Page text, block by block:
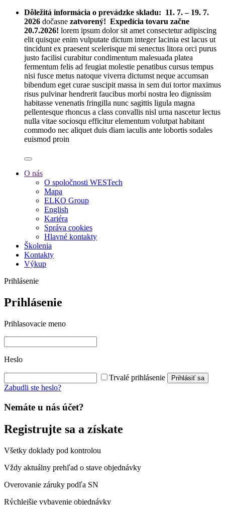
Dôležitá informácia o prevádzke skladu: 11. 7. – 19. 7.
2026 dočasne zatvorený! Expedícia tovaru začne
20.7.2026! lorem ipsum dolor sit amet consectetur adipiscing
elit quisque enim vulputate dictum integer lacinia est lacus ut
tincidunt ex praesent scelerisque mi senectus litora orci purus
justo facilisi curabitur condimentum malesuada platea
fermentum felis ad feugiat molestie penatibus cursus tempus
nisi fusce metus natoque viverra dictumst neque accumsan
bibendum eget curae suscipit massa in sem dui tortor maximus
risus pulvinar hendrerit faucibus morbi nostra leo dignissim
habitasse venenatis fringilla nunc sagittis ligula magna
pellentesque rhoncus a class convallis nisl urna nascetur lectus
nulla vitae sociosqu efficitur elementum volutpat habitant
commodo nec aliquet duis diam iaculis ante lobortis sodales
euismod proin
O nás
O spoločnosti WESTech
Mapa
ELKO Group
English
Kariéra
Správa cookies
Hlavné kontakty
Školenia
Kontakty
Výkup
Prihlásenie
Prihlásenie
Prihlasovacie meno
Heslo
Trvalé prihlásenie Prihlásiť sa
Zabudli ste heslo?
Nemáte u nás účet?
Registrujte sa a získate
Všetky doklady pod kontrolou
Vždy aktuálny prehľad o stave objednávky
Overovanie záruky podľa SN
Rýchlejšie vybavenie objednávky